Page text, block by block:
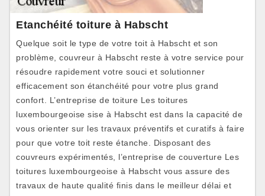
Etanchéité toiture à Habscht
Quelque soit le type de votre toit à Habscht et son
problème, couvreur à Habscht reste à votre service pour
résoudre rapidement votre souci et solutionner
efficacement son étanchéité pour votre plus grand
confort. L’entreprise de toiture Les toitures
luxembourgeoise sise à Habscht est dans la capacité de
vous orienter sur les travaux préventifs et curatifs à faire
pour que votre toit reste étanche. Disposant des
couvreurs expérimentés, l’entreprise de couverture Les
toitures luxembourgeoise à Habscht vous assure des
travaux de haute qualité finis dans le meilleur délai et